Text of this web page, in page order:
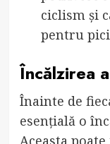
ciclism și
pentru
Încălzirea
Înainte de
esențială o
Aceasta